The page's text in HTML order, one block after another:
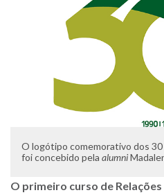
O logótipo comemorativo dos 30
foi concebido pela alumni
O primeiro curso de Relações